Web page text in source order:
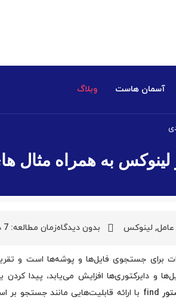
آسمان هاست وبلاگ
, لینوکس بدون دیدگاهزمان مطالعه: 7
برای جستجوی فایل‌ها و پوشه‌ها است و
و دایرکتوری‌ها افزایش می‌یابد، پیدا
find با ارائه قابلیت‌هایی مانند جستجو بر